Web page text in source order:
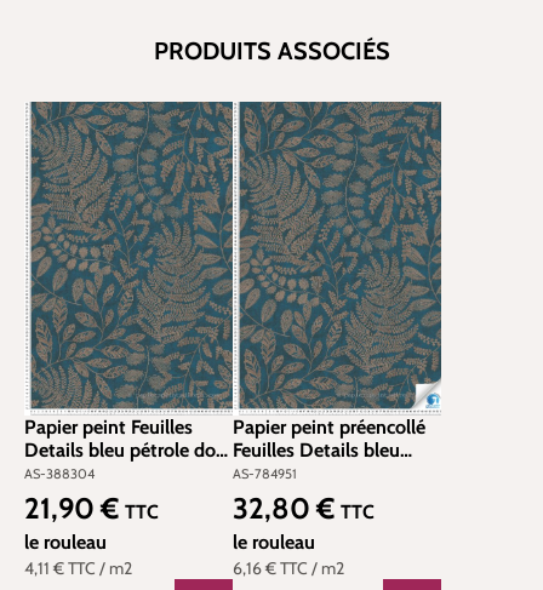
PRODUITS ASSOCIÉS
Papier peint Feuilles
Details bleu pétrole doré
- The BOS d'A.S.
Création | Réf. AS-
388304
AS-388304
4,11 €TTC / m2
Prix régulier :
21,90 € TTC
le rouleau
Papier peint préencollé
Feuilles Details bleu
pétrole doré -
Designdrop d'A.S.
Création | Réf. AS-
784951
AS-784951
6,16 €TTC / m2
Prix régulier :
32,80 € TTC
le rouleau